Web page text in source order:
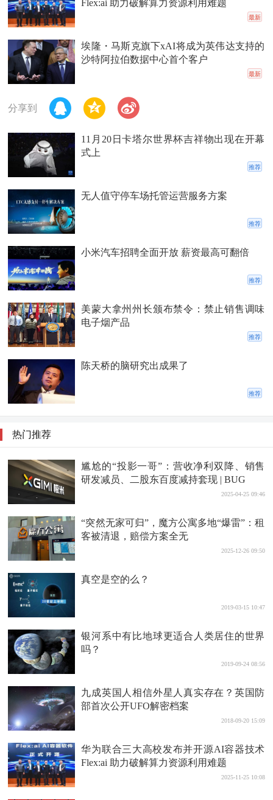
Flex:ai 助力破解算力资源利用难题
最新
埃隆・马斯克旗下xAI将成为英伟达支持的
沙特阿拉伯数据中心首个客户
最新
分享到
11月20日卡塔尔世界杯吉祥物出现在开幕
式上
推荐
无人值守停车场托管运营服务方案
推荐
小米汽车招聘全面开放 薪资最高可翻倍
推荐
美蒙大拿州州长颁布禁令：禁止销售调味
电子烟产品
推荐
陈天桥的脑研究出成果了
推荐
热门推荐
尴尬的“投影一哥”：营收净利双降、销售
研发减员、二股东百度减持套现 | BUG
2025-04-25 09:46
“突然无家可归”，魔方公寓多地“爆雷”：租
客被清退，赔偿方案全无
2025-12-26 09:50
真空是空的么？
2019-03-15 10:47
银河系中有比地球更适合人类居住的世界
吗？
2019-09-24 08:56
九成英国人相信外星人真实存在？英国防
部首次公开UFO解密档案
2018-09-20 15:09
华为联合三大高校发布并开源AI容器技术
Flex:ai 助力破解算力资源利用难题
2025-11-25 10:08